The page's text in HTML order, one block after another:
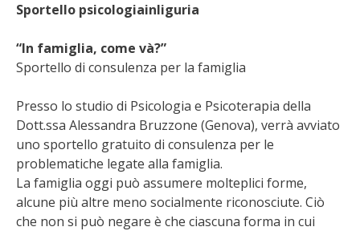
Sportello psicologiainliguria
“In famiglia, come và?”
Sportello di consulenza per la famiglia
Presso lo studio di Psicologia e Psicoterapia della
Dott.ssa Alessandra Bruzzone (Genova), verrà avviato
uno sportello gratuito di consulenza per le
problematiche legate alla famiglia.
La famiglia oggi può assumere molteplici forme,
alcune più altre meno socialmente riconosciute. Ciò
che non si può negare è che ciascuna forma in cui